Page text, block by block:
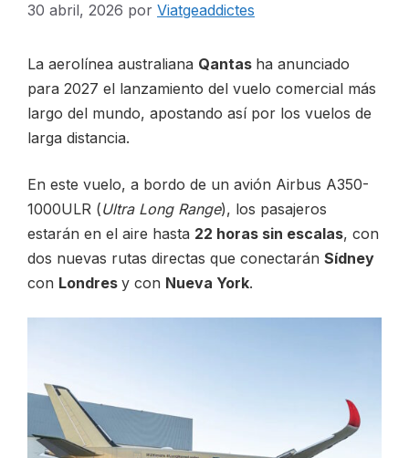
NOTICIAS
ESP
30 abril, 2026 por Viatgeaddictes
La aerolínea australiana Qantas ha anunciado
para 2027 el lanzamiento del vuelo comercial más
largo del mundo, apostando así por los vuelos de
larga distancia.
En este vuelo, a bordo de un avión Airbus A350-
1000ULR (Ultra Long Range), los pasajeros
estarán en el aire hasta 22 horas sin escalas, con
dos nuevas rutas directas que conectarán Sídney
con Londres y con Nueva York.